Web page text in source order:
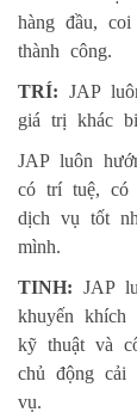
hàng đầu,
thành công.
TRÍ: JAP
giá trị khác
JAP luôn
có trí tuệ, có
dịch vụ tốt
mình.
TINH: JAP
khuyến
kỹ thuật và
chủ động cải
vụ.